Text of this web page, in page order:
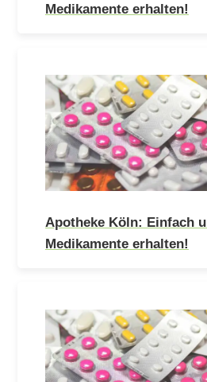
Medikamente erhalten!
Apotheke Köln: Einfach
Medikamente erhalten!